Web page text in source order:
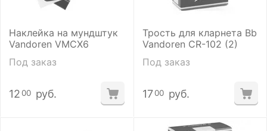
Наклейка на мундштук
Vandoren VMCX6
Под заказ
1200 руб.
Трость для кларнета Bb
Vandoren CR-102 (2)
Под заказ
1700 руб.